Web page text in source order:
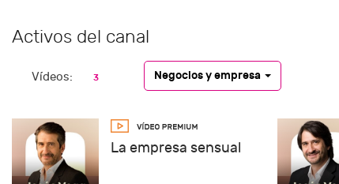
Activos del canal
Vídeos: 3 Negocios y empresa
La empresa sensual